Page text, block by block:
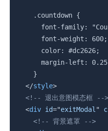
    .countdown {
font-family:
      font-weight: 600;
      color: #dc2626;
margin-left:
    }
</style>
<!-- 退出意图模态框 -->
<div id="exitModal"
<!-- 背景遮罩 -->